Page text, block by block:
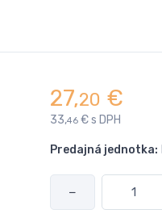
27,20 €
33,46 € s DPH
Predajná jednotka:
−